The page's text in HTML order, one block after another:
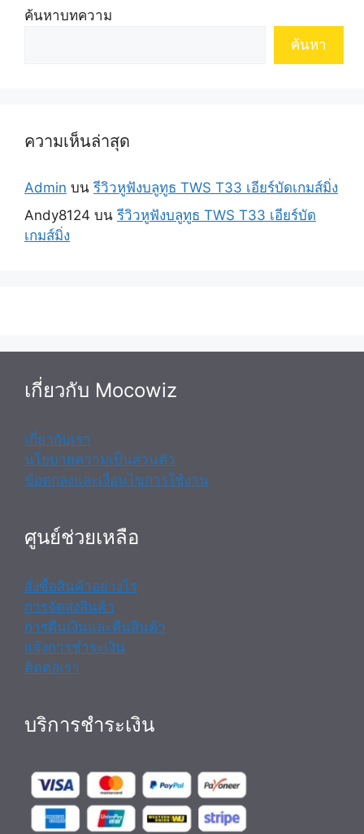
ค้นหาบทความ
ค้นหา
ความเห็นล่าสุด
Admin บนรีวิวหูฟังบลูทูธ TWS T33 เอียร์บัดเกมส์มิ่ง
Andy8124 บนรีวิวหูฟังบลูทูธ TWS T33 เอียร์บัด
เกมส์มิ่ง
เกี่ยวกับ Mocowiz
เกี่ยวกับเรา
นโยบายความเป็นส่วนตัว
ข้อตกลงและเงื่อนไขการใช้งาน
ศูนย์ช่วยเหลือ
สั่งซื้อสินค้าอย่างไร
การจัดส่งสินค้า
การคืนเงินและคืนสินค้า
แจ้งการชำระเงิน
ติดต่อเรา
บริการชำระเงิน